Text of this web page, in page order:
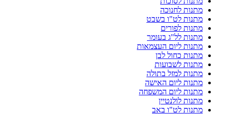
מתנות לחנוכה
מתנות לט"ו בשבט
מתנות לפורים
מתנות לל"ג בעומר
מתנות ליום העצמאות
מתנות כחול לבן
מתנות לשבועות
מתנות למזל בתולה
מתנות ליום האישה
מתנות ליום המשפחה
מתנות לולנטיין
מתנות לט"ו באב